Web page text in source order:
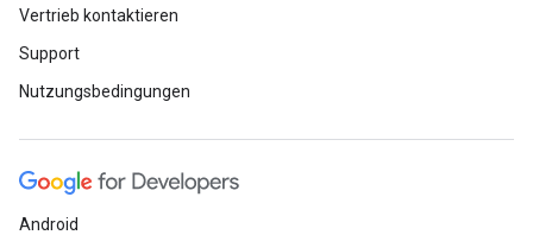
Vertrieb kontaktieren
Support
Nutzungsbedingungen
Android